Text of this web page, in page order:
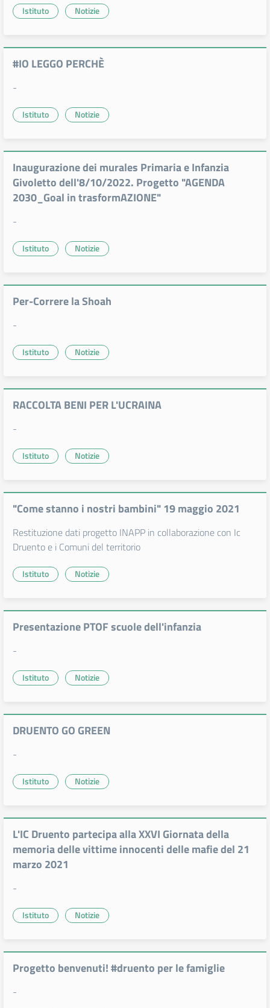
Istituto Notizie
#IO LEGGO PERCHÈ
-
Istituto Notizie
Inaugurazione dei murales Primaria e Infanzia
Givoletto dell'8/10/2022. Progetto "AGENDA
2030_Goal in trasformAZIONE"
-
Istituto Notizie
Per-Correre la Shoah
-
Istituto Notizie
RACCOLTA BENI PER L'UCRAINA
-
Istituto Notizie
"Come stanno i nostri bambini" 19 maggio 2021
Restituzione dati progetto INAPP in collaborazione con Ic
Druento e i Comuni del territorio
Istituto Notizie
Presentazione PTOF scuole dell'infanzia
-
Istituto Notizie
DRUENTO GO GREEN
-
Istituto Notizie
L'IC Druento partecipa alla XXVI Giornata della
memoria delle vittime innocenti delle mafie del 21
marzo 2021
-
Istituto Notizie
Progetto benvenuti! #druento per le famiglie
-